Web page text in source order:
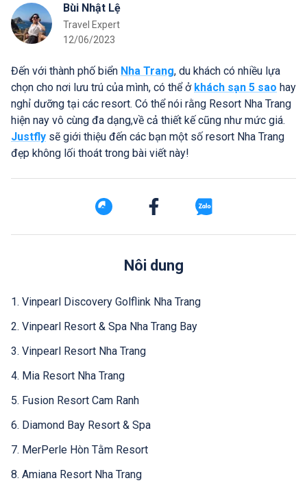
Bùi Nhật Lệ
Travel Expert
12/06/2023
Đến với thành phố biển Nha Trang, du khách có nhiều lựa
chọn cho nơi lưu trú của mình, có thể ở khách sạn 5 sao hay
nghỉ dưỡng tại các resort. Có thể nói rằng Resort Nha Trang
hiện nay vô cùng đa dạng,về cả thiết kế cũng như mức giá.
Justfly sẽ giới thiệu đến các bạn một số resort Nha Trang
đẹp không lối thoát trong bài viết này!
Nôi dung
1. Vinpearl Discovery Golflink Nha Trang
2. Vinpearl Resort & Spa Nha Trang Bay
3. Vinpearl Resort Nha Trang
4. Mia Resort Nha Trang
5. Fusion Resort Cam Ranh
6. Diamond Bay Resort & Spa
7. MerPerle Hòn Tằm Resort
8. Amiana Resort Nha Trang